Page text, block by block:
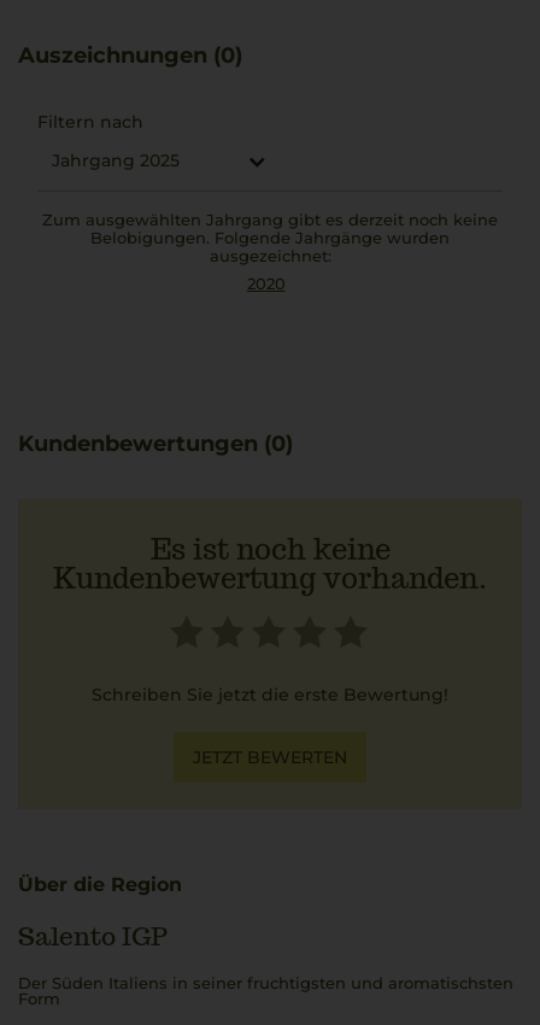
Auszeichnungen (0)
Filtern nach
Jahrgang 2025
Zum ausgewählten Jahrgang gibt es derzeit noch keine
Belobigungen. Folgende Jahrgänge wurden
ausgezeichnet:
2020
Kundenbewertungen (0)
Es ist noch keine
Kundenbewertung vorhanden.
Schreiben Sie jetzt die erste Bewertung!
JETZT BEWERTEN
Über die Region
Salento IGP
Der Süden Italiens in seiner fruchtigsten und aromatischsten
Form